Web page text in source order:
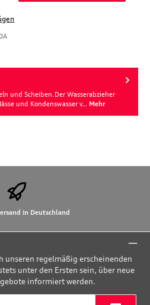
und Scheiben.Der Wasserabzieher
und Kondenswasser v… Mehr
in Deutschland
unseren regelmäßig erscheinenden
unter den Ersten sein, über neue
informiert werden.